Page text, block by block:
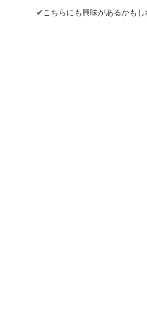
✔こちらにも興味があるかもし